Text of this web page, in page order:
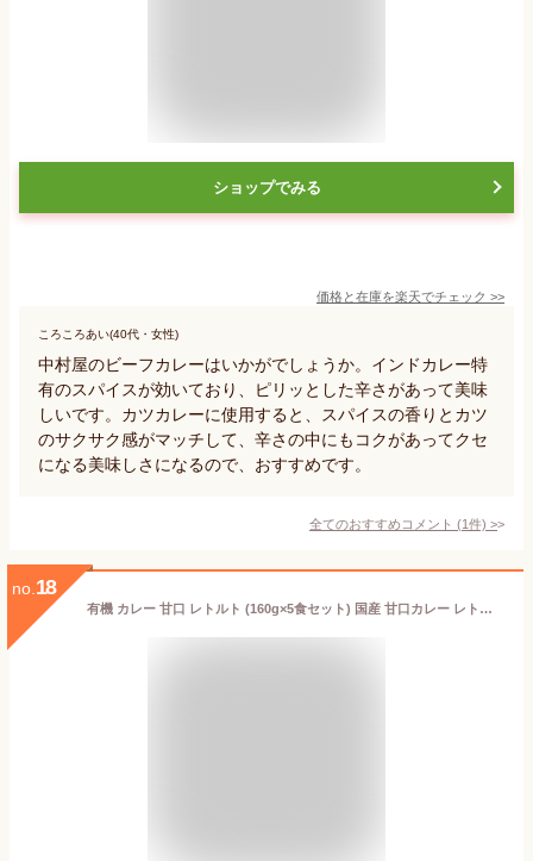
ショップでみる
価格と在庫を楽天でチェック >>
ころころあい(40代・女性)
中村屋のビーフカレーはいかがでしょうか。インドカレー特
有のスパイスが効いており、ピリッとした辛さがあって美味
しいです。カツカレーに使用すると、スパイスの香りとカツ
のサクサク感がマッチして、辛さの中にもコクがあってクセ
になる美味しさになるので、おすすめです。
全てのおすすめコメント (1件) >
no. 18
有機 カレー 甘口 レトルト (160g×5食セット) 国産 甘口カレー レトルトカレー 鶏ひき肉 鶏肉 野菜 野菜カレー ガラムマサラ スパイス だし 出汁 非常食 常温保存 保存食 詰め合わせ 子供むけ 健康 送料無料 レビュー特典